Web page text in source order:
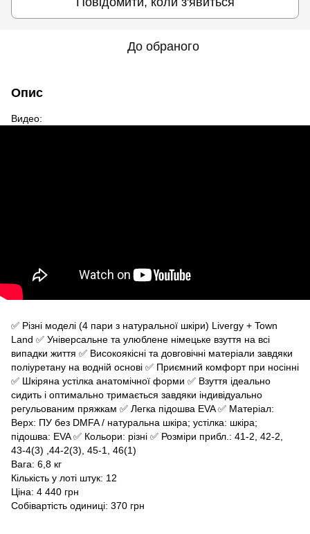
До обраного
Опис
Видео:
✅ Різні моделі (4 пари з натуральної шкіри) Livergy + Town
Land ✅ Універсальне та улюблене німецьке взуття на всі
випадки життя ✅ Високоякісні та довговічні матеріали завдяки
поліуретану на водній основі ✅ Приємний комфорт при носінні
✅ Шкіряна устілка анатомічної форми ✅ Взуття ідеально
сидить і оптимально тримається завдяки індивідуально
регульованим пряжкам ✅ Легка підошва EVA ✅ Матеріал:
Верх: ПУ без DMFA / натуральна шкіра; устілка: шкіра;
підошва: EVA ✅ Кольори: різні ✅ Розміри прибл.: 41-2, 42-2,
43-4(3) ,44-2(3), 45-1, 46(1)
Вага: 6,8 кг
Кількість у лоті штук: 12
Ціна: 4 440 грн
Собівартість одиниці: 370 грн